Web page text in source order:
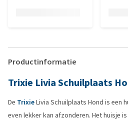
Productinformatie
Trixie Livia Schuilplaats
De TrixieLivia Schuilplaats Hond is een
even lekker kan afzonderen. Het huisje